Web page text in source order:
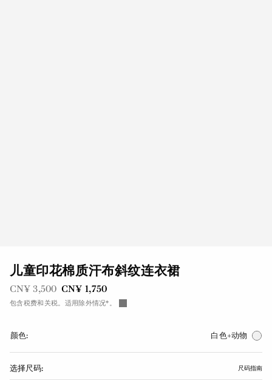
儿童印花棉质汗布斜纹连衣裙
之前是
CN¥ 3,500现在是
CN¥ 1,750
包含税费和关税。适用除外情况*。
颜色: 白色+动物
选择尺码: 尺码指南